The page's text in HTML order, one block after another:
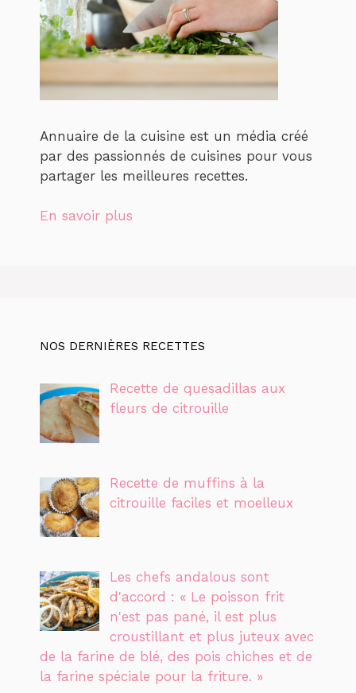
Annuaire de la cuisine est un média créé
par des passionnés de cuisines pour vous
partager les meilleures recettes.
En savoir plus
NOS DERNIÈRES RECETTES
Recette de quesadillas aux
fleurs de citrouille
Recette de muffins à la
citrouille faciles et moelleux
Les chefs andalous sont
d'accord : « Le poisson frit
n'est pas pané, il est plus
croustillant et plus juteux avec
de la farine de blé, des pois chiches et de
la farine spéciale pour la friture. »